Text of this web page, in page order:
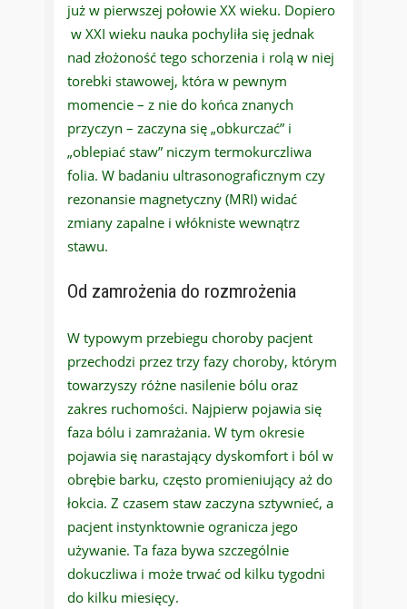
już w pierwszej połowie XX wieku. Dopiero
w XXI wieku nauka pochyliła się jednak
nad złożoność tego schorzenia i rolą w niej
torebki stawowej, która w pewnym
momencie – z nie do końca znanych
przyczyn – zaczyna się „obkurczać” i
„oblepiać staw” niczym termokurczliwa
folia. W badaniu ultrasonograficznym czy
rezonansie magnetyczny (MRI) widać
zmiany zapalne i włókniste wewnątrz
stawu.
Od zamrożenia do rozmrożenia
W typowym przebiegu choroby pacjent
przechodzi przez trzy fazy choroby, którym
towarzyszy różne nasilenie bólu oraz
zakres ruchomości. Najpierw pojawia się
faza bólu i zamrażania. W tym okresie
pojawia się narastający dyskomfort i ból w
obrębie barku, często promieniujący aż do
łokcia. Z czasem staw zaczyna sztywnieć, a
pacjent instynktownie ogranicza jego
używanie. Ta faza bywa szczególnie
dokuczliwa i może trwać od kilku tygodni
do kilku miesięcy.